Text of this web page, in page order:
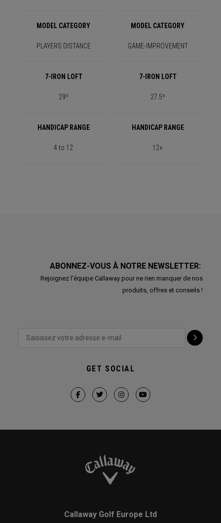
MODEL CATEGORY MODEL CATEGORY
PLAYERS DISTANCE GAME-IMPROVEMENT
7-IRON LOFT 7-IRON LOFT
29º 27.5º
HANDICAP RANGE HANDICAP RANGE
4 to 12 12+
ABONNEZ-VOUS À NOTRE NEWSLETTER:
Rejoignez l'équipe Callaway pour ne rien manquer de nos
produits, offres et conseils !
GET SOCIAL
Callaway Golf Europe Ltd